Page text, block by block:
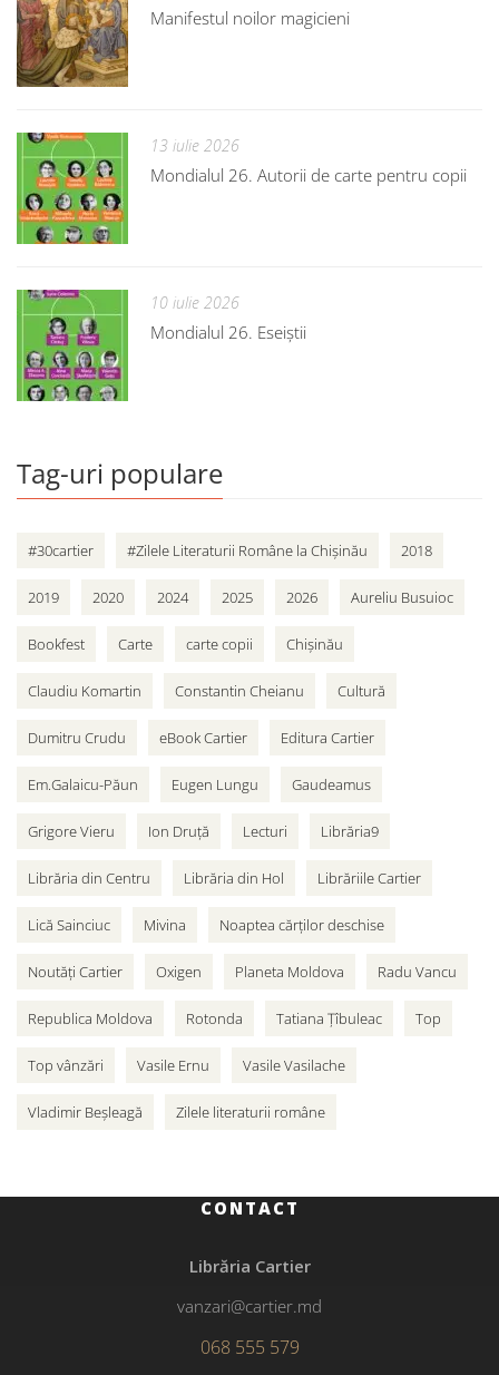
Manifestul noilor magicieni
13 iulie 2026
Mondialul 26. Autorii de carte pentru copii
10 iulie 2026
Mondialul 26. Eseiștii
Tag-uri populare
#30cartier #Zilele Literaturii Române la Chișinău 2018
2019 2020 2024 2025 2026 Aureliu Busuioc
Bookfest Carte carte copii Chișinău
Claudiu Komartin Constantin Cheianu Cultură
Dumitru Crudu eBook Cartier Editura Cartier
Em.Galaicu-Păun Eugen Lungu Gaudeamus
Grigore Vieru Ion Druță Lecturi Librăria9
Librăria din Centru Librăria din Hol Librăriile Cartier
Lică Sainciuc Mivina Noaptea cărților deschise
Noutăți Cartier Oxigen Planeta Moldova Radu Vancu
Republica Moldova Rotonda Tatiana Țîbuleac Top
Top vânzări Vasile Ernu Vasile Vasilache
Vladimir Beșleagă Zilele literaturii române
CONTACT
Librăria Cartier
vanzari@cartier.md
068 555 579